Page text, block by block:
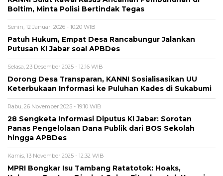
Boltim, Minta Polisi Bertindak Tegas
Senin, 12 Januari 2026 - 10:20 WIB
Patuh Hukum, Empat Desa Rancabungur Jalankan
Putusan KI Jabar soal APBDes
Selasa, 23 Desember 2025 - 12:16 WIB
Dorong Desa Transparan, KANNI Sosialisasikan UU
Keterbukaan Informasi ke Puluhan Kades di Sukabumi
Rabu, 26 November 2025 - 19:10 WIB
28 Sengketa Informasi Diputus KI Jabar: Sorotan
Panas Pengelolaan Dana Publik dari BOS Sekolah
hingga APBDes
Kamis, 13 November 2025 - 12:32 WIB
MPRI Bongkar Isu Tambang Ratatotok: Hoaks,